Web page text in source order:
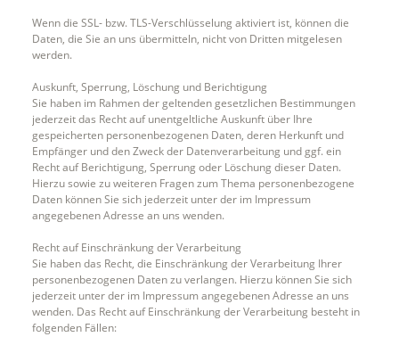
Wenn die SSL- bzw. TLS-Verschlüsselung aktiviert ist, können die
Daten, die Sie an uns übermitteln, nicht von Dritten mitgelesen
werden.
Auskunft, Sperrung, Löschung und Berichtigung
Sie haben im Rahmen der geltenden gesetzlichen Bestimmungen
jederzeit das Recht auf unentgeltliche Auskunft über Ihre
gespeicherten personenbezogenen Daten, deren Herkunft und
Empfänger und den Zweck der Datenverarbeitung und ggf. ein
Recht auf Berichtigung, Sperrung oder Löschung dieser Daten.
Hierzu sowie zu weiteren Fragen zum Thema personenbezogene
Daten können Sie sich jederzeit unter der im Impressum
angegebenen Adresse an uns wenden.
Recht auf Einschränkung der Verarbeitung
Sie haben das Recht, die Einschränkung der Verarbeitung Ihrer
personenbezogenen Daten zu verlangen. Hierzu können Sie sich
jederzeit unter der im Impressum angegebenen Adresse an uns
wenden. Das Recht auf Einschränkung der Verarbeitung besteht in
folgenden Fällen: